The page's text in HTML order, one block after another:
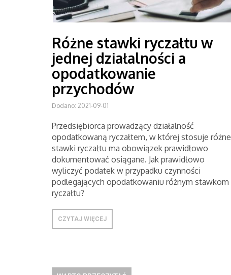
Różne stawki ryczałtu w
jednej działalności a
opodatkowanie
przychodów
Dodano: 2021-09-01
Przedsiębiorca prowadzący działalność
opodatkowaną ryczałtem, w której stosuje różne
stawki ryczałtu ma obowiązek prawidłowo
dokumentować osiągane. Jak prawidłowo
wyliczyć podatek w przypadku czynności
podlegających opodatkowaniu różnym stawkom
ryczałtu?
CZYTAJ WIĘCEJ